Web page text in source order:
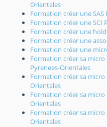
Orientales
Formation créer une
Formation créer une SCI
Formation créer une
Formation créer une
Formation créer une
Formation créer sa
Pyrenees-Orientales
Formation créer sa
Orientales
Formation créer sa
Orientales
Formation créer sa
Orientales